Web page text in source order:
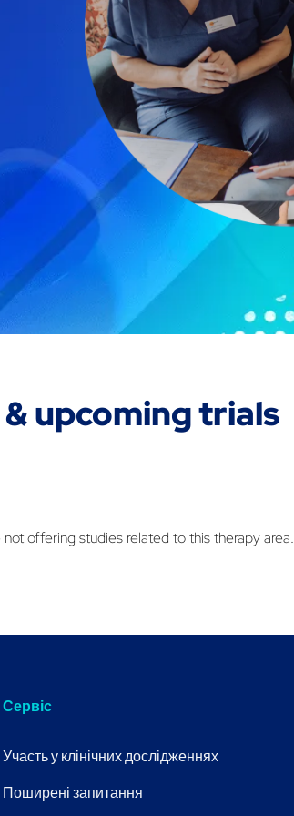
upcoming trials
offering studies related to this therapy area.
Сервіс
Участь у клінічних дослідженнях
Поширені запитання